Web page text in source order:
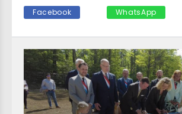
Facebook WhatsApp